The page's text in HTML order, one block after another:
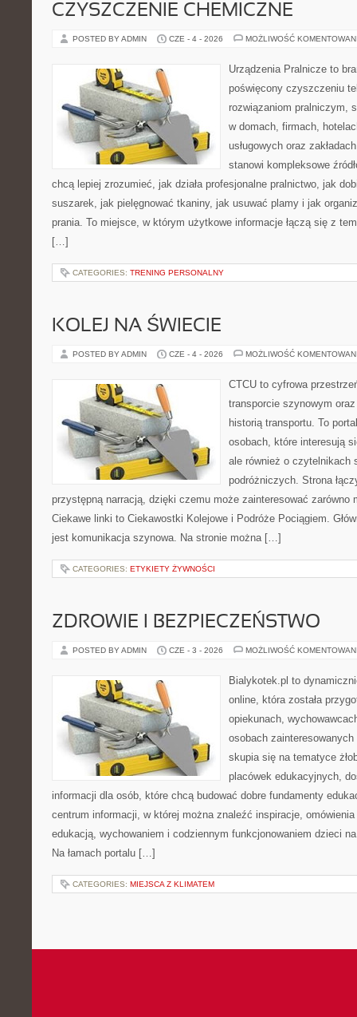
CZYSZCZENIE CHEMICZNE
POSTED BY ADMIN CZE - 4 - 2026 MOŻLIWOŚĆ
Urządzenia Pralnicze to
poświęcony czyszczeniu
rozwiązaniom pralniczym,
w domach, firmach,
usługowych oraz
stanowi kompleksowe
chcą lepiej zrozumieć, jak działa profesjonalne pralnictwo, jak
suszarek, jak pielęgnować tkaniny, jak usuwać plamy i jak
prania. To miejsce, w którym użytkowe informacje łączą się z
[…]
CATEGORIES: TRENING PERSONALNY
KOLEJ NA ŚWIECIE
POSTED BY ADMIN CZE - 4 - 2026 MOŻLIWOŚĆ
CTCU to cyfrowa
transporcie szynowym
historią transportu. To
osobach, które interesują
ale również o czytelnikach
podróżniczych. Strona
przystępną narracją, dzięki czemu może zainteresować zarówno
Ciekawe linki to Ciekawostki Kolejowe i Podróże Pociągiem.
jest komunikacja szynowa. Na stronie można […]
CATEGORIES: ETYKIETY ŻYWNOŚCI
ZDROWIE I BEZPIECZEŃSTWO
POSTED BY ADMIN CZE - 3 - 2026 MOŻLIWOŚĆ
Bialykotek.pl to
online, która została
opiekunach,
osobach
skupia się na tematyce
placówek edukacyjnych,
informacji dla osób, które chcą budować dobre fundamenty
centrum informacji, w której można znaleźć inspiracje,
edukacją, wychowaniem i codziennym funkcjonowaniem dzieci
Na łamach portalu […]
CATEGORIES: MIEJSCA Z KLIMATEM